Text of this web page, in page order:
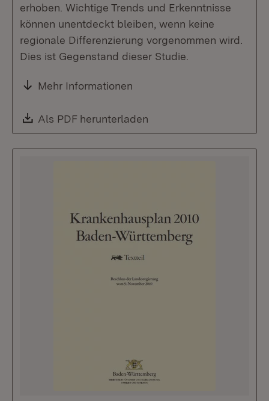
erhoben. Wichtige Trends und Erkenntnisse
können unentdeckt bleiben, wenn keine
regionale Differenzierung vorgenommen wird.
Dies ist Gegenstand dieser Studie.
Mehr Informationen
Download:
Als PDF herunterladen